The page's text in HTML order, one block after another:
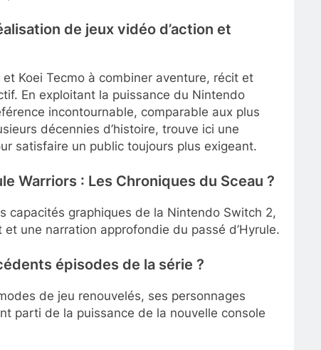
de jeux vidéo d’action et
Koei Tecmo à combiner aventure, récit et
En exploitant la puissance du Nintendo
incontournable, comparable aux plus
décennies d’histoire, trouve ici une
satisfaire un public toujours plus exigeant.
Warriors : Les Chroniques du Sceau ?
capacités graphiques de la Nintendo Switch 2,
une narration approfondie du passé d’Hyrule.
épisodes de la série ?
de jeu renouvelés, ses personnages
parti de la puissance de la nouvelle console